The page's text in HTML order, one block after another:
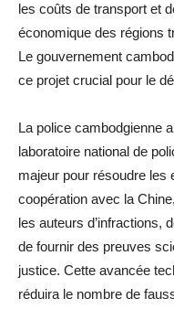
les coûts de transport et
économique des régions
Le gouvernement
ce projet crucial pour le
La police cambodgienne
laboratoire national de
majeur pour résoudre les
coopération avec la
les auteurs d’infractions,
de fournir des preuves
justice. Cette avancée
réduira le nombre de